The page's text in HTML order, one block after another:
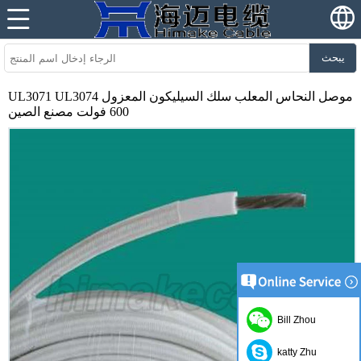
يبحث
UL3071 UL3074 موصل النحاس المعلب سلك السيليكون المعزول
600 فولت مصنع الصين
Bill Zhou
katty Zhu